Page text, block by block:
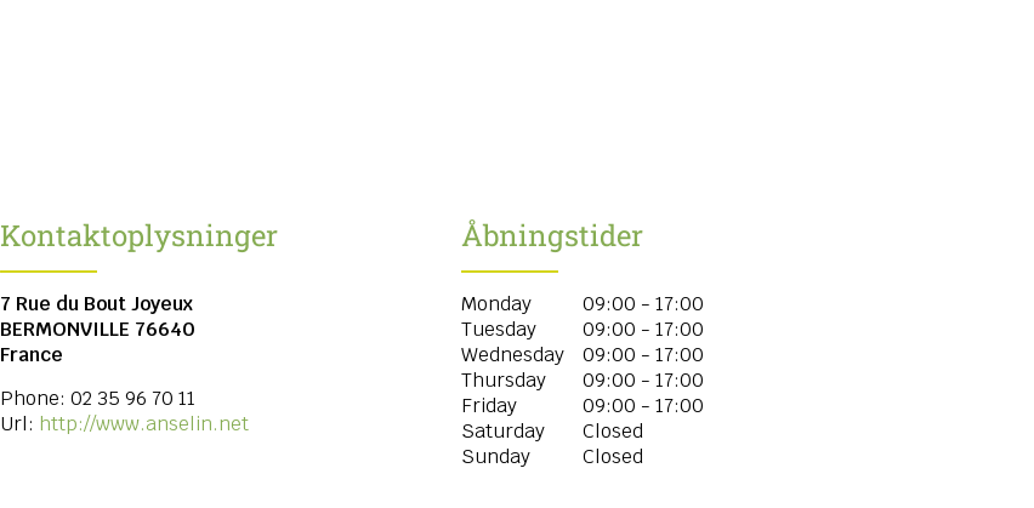
Kontaktoplysninger
7 Rue du Bout Joyeux
BERMONVILLE 76640
France
Phone: 02 35 96 70 11
Url: http://www.anselin.net
Åbningstider
Monday
09:00 - 17:00
Tuesday
09:00 - 17:00
Wednesday
09:00 - 17:00
Thursday
09:00 - 17:00
Friday
09:00 - 17:00
Saturday
Closed
Sunday
Closed